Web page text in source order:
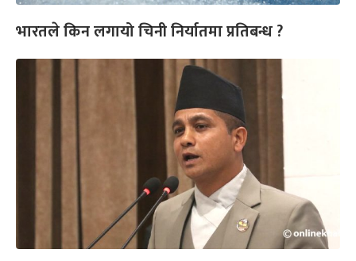
भारतले किन लगायो चिनी निर्यातमा प्रतिबन्ध ?